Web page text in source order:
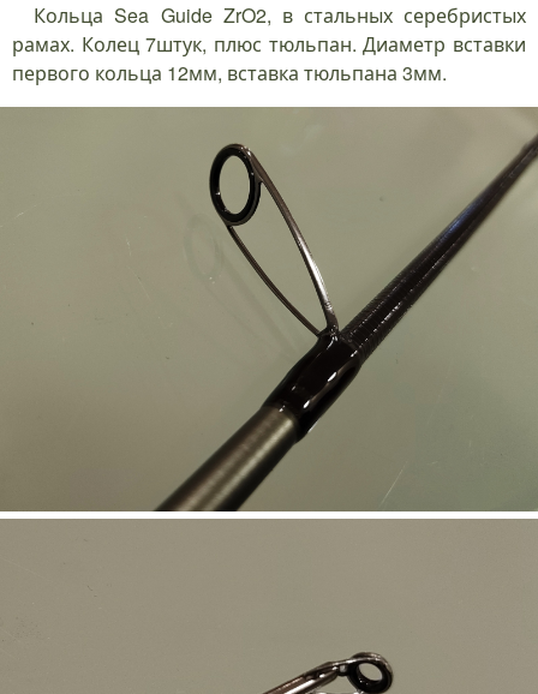
Кольца Sea Guide ZrO2, в стальных серебристых
рамах. Колец 7штук, плюс тюльпан. Диаметр вставки
первого кольца 12мм, вставка тюльпана 3мм.